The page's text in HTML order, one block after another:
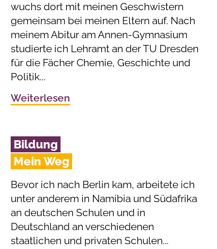
wuchs dort mit meinen Geschwistern
gemeinsam bei meinen Eltern auf. Nach
meinem Abitur am Annen-Gymnasium
studierte ich Lehramt an der TU Dresden
für die Fächer Chemie, Geschichte und
Politik...
Weiterlesen
Bildung
Mein Weg
Bevor ich nach Berlin kam, arbeitete ich
unter anderem in Namibia und Südafrika
an deutschen Schulen und in
Deutschland an verschiedenen
staatlichen und privaten Schulen...